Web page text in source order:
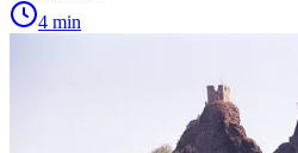
4 min